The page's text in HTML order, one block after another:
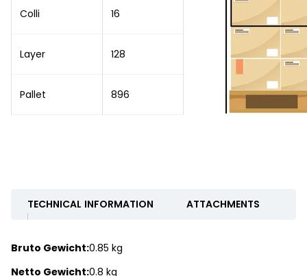
Colli 16
Layer 128
Pallet 896
TECHNICAL INFORMATION ATTACHMENTS
Bruto Gewicht:0.85 kg
Netto Gewicht:0.8 kg